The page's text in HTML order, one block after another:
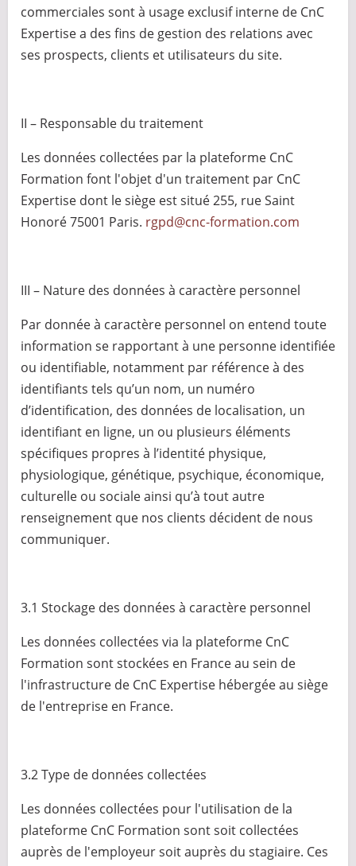
commerciales sont à usage exclusif interne de CnC
Expertise a des fins de gestion des relations avec
ses prospects, clients et utilisateurs du site.
II – Responsable du traitement
Les données collectées par la plateforme CnC
Formation font l'objet d'un traitement par CnC
Expertise dont le siège est situé 255, rue Saint
Honoré 75001 Paris. rgpd@cnc-formation.com
III – Nature des données à caractère personnel
Par donnée à caractère personnel on entend toute
information se rapportant à une personne identifiée
ou identifiable, notamment par référence à des
identifiants tels qu’un nom, un numéro
d’identification, des données de localisation, un
identifiant en ligne, un ou plusieurs éléments
spécifiques propres à l’identité physique,
physiologique, génétique, psychique, économique,
culturelle ou sociale ainsi qu’à tout autre
renseignement que nos clients décident de nous
communiquer.
3.1 Stockage des données à caractère personnel
Les données collectées via la plateforme CnC
Formation sont stockées en France au sein de
l'infrastructure de CnC Expertise hébergée au siège
de l'entreprise en France.
3.2 Type de données collectées
Les données collectées pour l'utilisation de la
plateforme CnC Formation sont soit collectées
auprès de l'employeur soit auprès du stagiaire. Ces